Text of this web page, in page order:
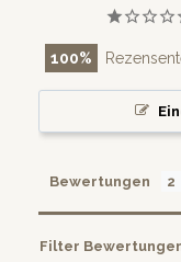
100
Bewertungen
Filter